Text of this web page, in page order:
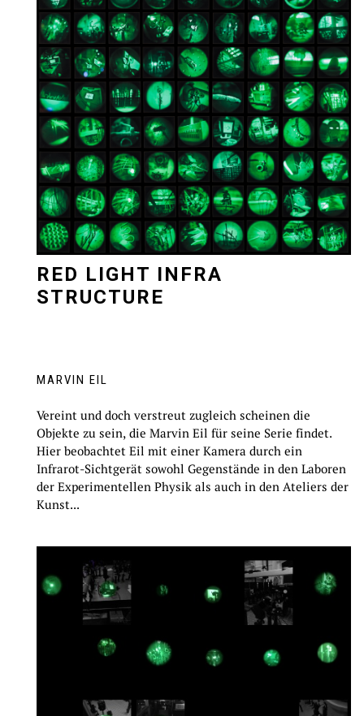
RED LIGHT INFRA
STRUCTURE
MARVIN EIL
Vereint und doch verstreut zugleich scheinen die
Objekte zu sein, die Marvin Eil für seine Serie findet.
Hier beobachtet Eil mit einer Kamera durch ein
Infrarot-Sichtgerät sowohl Gegenstände in den Laboren
der Experimentellen Physik als auch in den Ateliers der
Kunst...